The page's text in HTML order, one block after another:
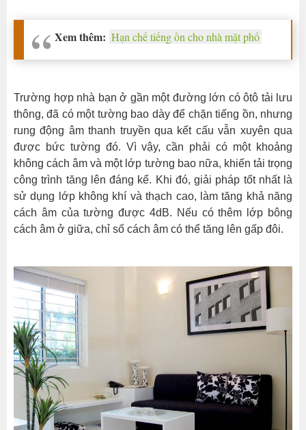
Xem thêm: Hạn chế tiếng ồn cho nhà mặt phố
Trường hợp nhà bạn ở gần một đường lớn có ôtô tải lưu
thông, đã có một tường bao dày để chặn tiếng ồn, nhưng
rung động âm thanh truyền qua kết cấu vẫn xuyên qua
được bức tường đó. Vì vậy, cần phải có một khoảng
không cách âm và một lớp tường bao nữa, khiến tải trọng
công trình tăng lên đáng kể. Khi đó, giải pháp tốt nhất là
sử dụng lớp không khí và thạch cao, làm tăng khả năng
cách âm của tường được 4dB. Nếu có thêm lớp bông
cách âm ở giữa, chỉ số cách âm có thể tăng lên gấp đôi.